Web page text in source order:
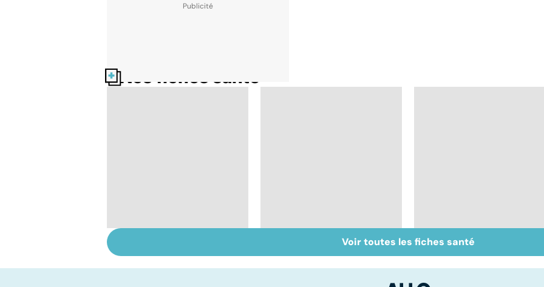
Nos fiches santé
les papillomavirus
Cancer : la fatigue
avant tout
Comprendre la
chimiothérapie et
Voir toutes les fiches santé